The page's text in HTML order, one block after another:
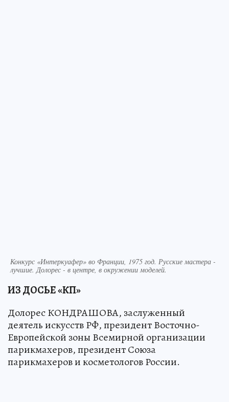
Конкурс «Интеркуафер» во Франции, 1975 год. Русские мастера -
лучшие. Долорес - в центре, в окружении моделей.
ИЗ ДОСЬЕ «КП»
Долорес КОНДРАШОВА, заслуженный
деятель искусств РФ, президент Восточно-
Европейской зоны Всемирной организации
парикмахеров, президент Союза
парикмахеров и косметологов России.